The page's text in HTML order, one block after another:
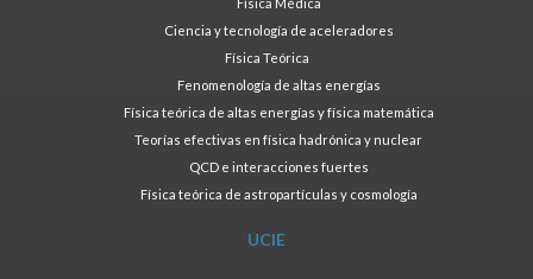
Física Médica
Ciencia y tecnología de aceleradores
Física Teórica
Fenomenología de altas energías
Física teórica de altas energías y física matemática
Teorías efectivas en física hadrónica y nuclear
QCD e interacciones fuertes
Física teórica de astropartículas y cosmología
UCIE